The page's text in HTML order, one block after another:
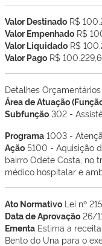
Valor Destinado R$
Valor Empenhado R$
Valor Liquidado R$
Valor Pago R$
Detalhes Orçamentários
Área de Atuação
Subfunção 302 -
Programa 1003 -
Ação 5100 - Aquisição
bairro Odete Costa, no
médico hospitalar e
Ato Normativo Lei nº
Data de Aprovação 26/
Ementa Estima a
Bento do Una para o